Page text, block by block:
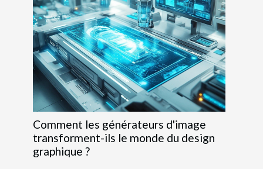
Comment les générateurs d'image
transforment-ils le monde du design
graphique ?